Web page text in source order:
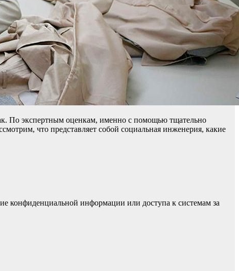
По экспертным оценкам, именно с помощью тщательно
что представляет собой социальная инженерия, какие
конфиденциальной информации или доступа к системам за